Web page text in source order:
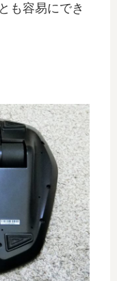
も容易にでき